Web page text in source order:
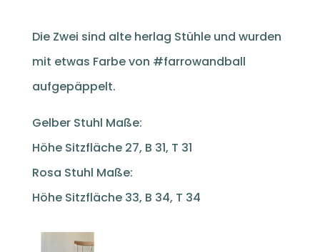
Die Zwei sind alte herlag Stühle und wurden
mit etwas Farbe von #farrowandball
aufgepäppelt.
Gelber Stuhl Maße:
Höhe Sitzfläche 27, B 31, T 31
Rosa Stuhl Maße:
Höhe Sitzfläche 33, B 34, T 34